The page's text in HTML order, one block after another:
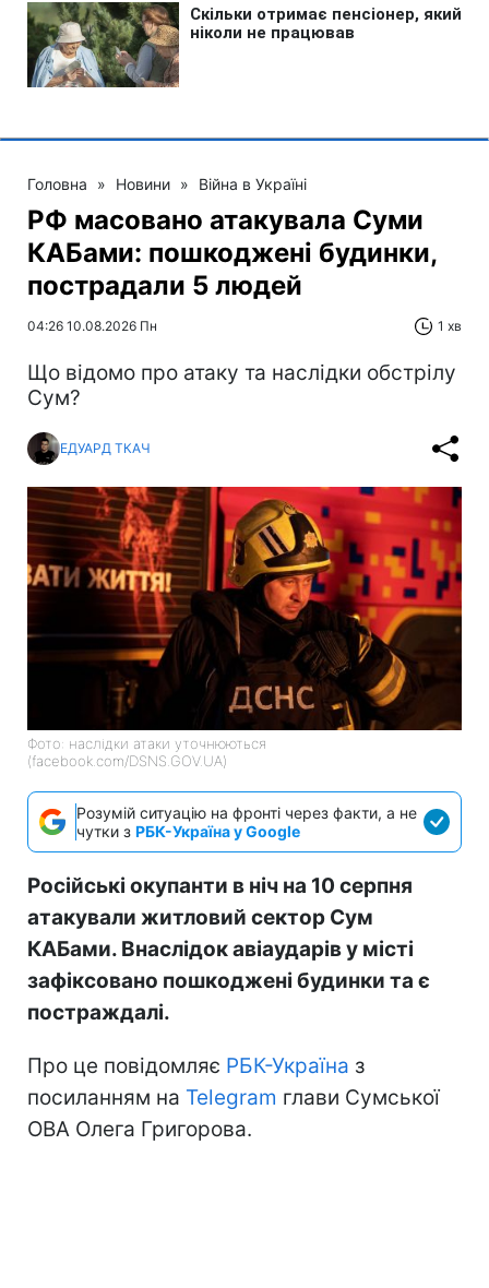
Головна » Новини » Війна в Україні
РФ масовано атакувала Суми
КАБами: пошкоджені будинки,
пострадали 5 людей
04:26 10.08.2026 Пн 1 хв
Що відомо про атаку та наслідки обстрілу
Сум?
ЕДУАРД ТКАЧ
Фото: наслідки атаки уточнюються
(facebook.com/DSNS.GOV.UA)
Розумій ситуацію на фронті через факти, а не
чутки з РБК-Україна у Google
Російські окупанти в ніч на 10 серпня
атакували житловий сектор Сум
КАБами. Внаслідок авіаударів у місті
зафіксовано пошкоджені будинки та є
постраждалі.
Про це повідомляє РБК-Україна з
посиланням на Telegram глави Сумської
ОВА Олега Григорова.